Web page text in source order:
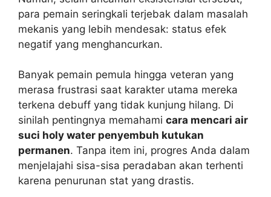
para pemain seringkali terjebak dalam masalah
mekanis yang lebih mendesak: status efek
negatif yang menghancurkan.
Banyak pemain pemula hingga veteran yang
merasa frustrasi saat karakter utama mereka
terkena debuff yang tidak kunjung hilang. Di
sinilah pentingnya memahami cara mencari air
suci holy water penyembuh kutukan
permanen. Tanpa item ini, progres Anda dalam
menjelajahi sisa-sisa peradaban akan terhenti
karena penurunan stat yang drastis.